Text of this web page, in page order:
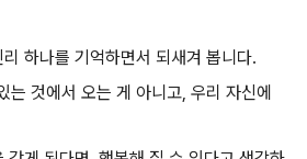
리 하나를 기억하면서 되새겨 봅니다.
는 것에서 오는 게 아니고, 우리 자신에